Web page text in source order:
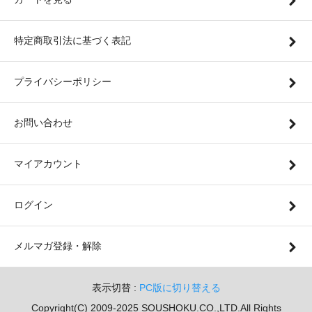
特定商取引法に基づく表記
プライバシーポリシー
お問い合わせ
マイアカウント
ログイン
メルマガ登録・解除
表示切替 : PC版に切り替える
Copyright(C) 2009-2025 SOUSHOKU.CO.,LTD.All Rights